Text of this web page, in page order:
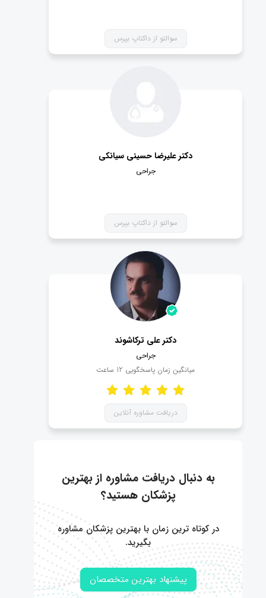
سوالتو از داکتاپ بپرس
دکتر علیرضا حسینی سیانکی
جراحی
سوالتو از داکتاپ بپرس
دکتر علی ترکاشوند
جراحی
میانگین زمان پاسخگویی 12 ساعت
دریافت مشاوره آنلاین
به دنبال دریافت مشاوره از بهترین
پزشکان هستید؟
در کوتاه ترین زمان با بهترین پزشکان مشاوره
بگیرید.
پیشنهاد بهترین متخصصان